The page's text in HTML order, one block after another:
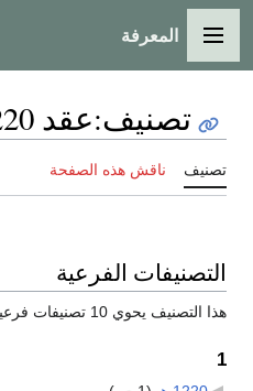
القائمة الرئيسية
المعرفة
تصنيف:عقد 1220 هـ
تصنيف ناقش هذه الصفحة
التصنيفات الفرعية
هذا التصنيف يحوي 10 تصنيفات فرعية، من إجمالي 10.
1